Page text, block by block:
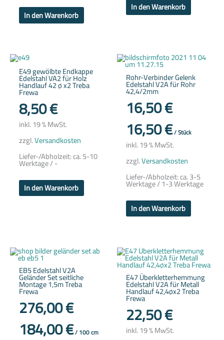
In den Warenkorb
In den Warenkorb
E49 gewölbte Endkappe
Edelstahl VA2 für Holz
Handlauf 42 ø x2 Treba
Frewa
8,50€
inkl. 19 % MwSt.
zzgl.Versandkosten
Liefer-/Abholzeit:ca. 5-10
Werktage / -
In den Warenkorb
Rohr-Verbinder Gelenk
Edelstahl V2A für Rohr
42,4/2mm
16,50€
16,50€/Stück
inkl. 19 % MwSt.
zzgl.Versandkosten
Liefer-/Abholzeit:ca. 3-5
Werktage / 1-3 Werktage
In den Warenkorb
EB5 Edelstahl V2A
Geländer Set seitliche
Montage 1,5m Treba
Frewa
276,00€
184,00€/100cm
E47 Überkletterhemmung
Edelstahl V2A für Metall
Handlauf 42,4øx2 Treba
Frewa
22,50€
inkl. 19 % MwSt.